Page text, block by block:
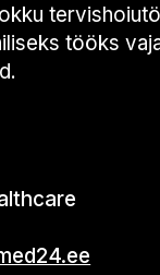
tööks